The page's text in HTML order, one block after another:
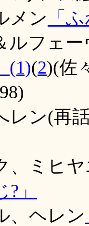
メン 「
ルフェ
(1)(2)(佐
レン(再
、ミヒ
」
、ヘレン